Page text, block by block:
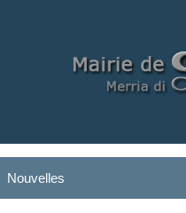
Nouvelles